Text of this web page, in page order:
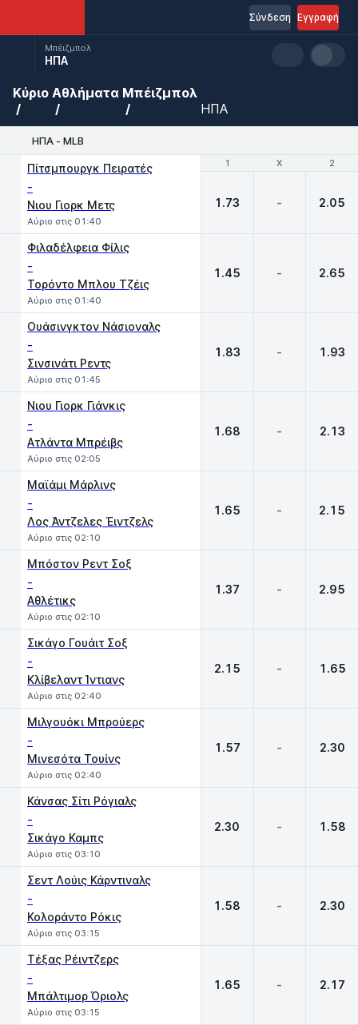
Εγγραφή
Σύνδεση
Μπέιζμπολ
ΗΠΑ
Κύριο Αθλήματα Μπέιζμπολ
ΗΠΑ
ΗΠΑ - MLB
1 X 2
Πίτσμπουργκ Πειρατές
-
Νιου Γιορκ Μετς
Αύριο στις 01:40
1 X 2
1.73 - 2.05
Φιλαδέλφεια Φίλις
-
Τορόντο Μπλου Τζέις
Αύριο στις 01:40
1.45 - 2.65
Ουάσινγκτον Νάσιοναλς
-
Σινσινάτι Ρεντς
Αύριο στις 01:45
1.83 - 1.93
Νιου Γιορκ Γιάνκις
-
Ατλάντα Μπρέιβς
Αύριο στις 02:05
1.68 - 2.13
Μαϊάμι Μάρλινς
-
Λος Άντζελες Έιντζελς
Αύριο στις 02:10
1.65 - 2.15
Μπόστον Ρεντ Σοξ
-
Αθλέτικς
Αύριο στις 02:10
1.37 - 2.95
Σικάγο Γουάιτ Σοξ
-
Κλίβελαντ Ίντιανς
Αύριο στις 02:40
2.15 - 1.65
Μιλγουόκι Μπρούερς
-
Μινεσότα Τουίνς
Αύριο στις 02:40
1.57 - 2.30
Κάνσας Σίτι Ρόγιαλς
-
Σικάγο Καμπς
Αύριο στις 03:10
2.30 - 1.58
Σεντ Λούις Κάρντιναλς
-
Κολοράντο Ρόκις
Αύριο στις 03:15
1.58 - 2.30
Τέξας Ρέιντζερς
-
Μπάλτιμορ Όριολς
Αύριο στις 03:15
1.65 - 2.17